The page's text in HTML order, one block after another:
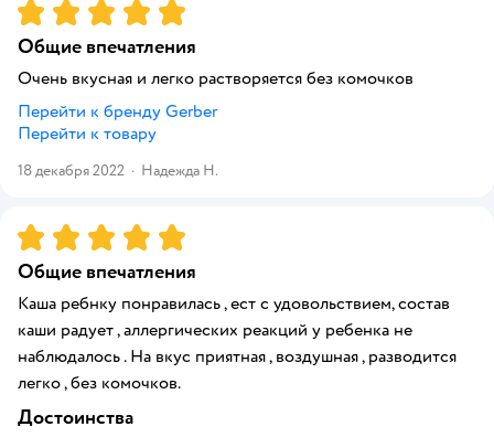
Рейтинг:5
Общие впечатления
Очень вкусная и легко растворяется без комочков
Перейти к бренду Gerber
Перейти к товару
18 декабря 2022 · Надежда Н.
Рейтинг:5
Общие впечатления
Каша ребнку понравилась , ест с удовольствием, состав
каши радует , аллергических реакций у ребенка не
наблюдалось . На вкус приятная , воздушная , разводится
легко , без комочков.
Достоинства